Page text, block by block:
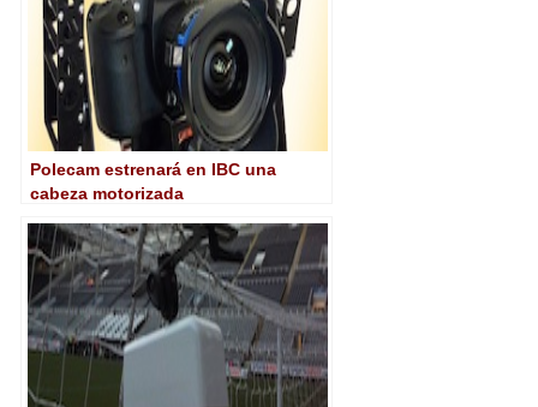
Polecam estrenará en IBC una
cabeza motorizada